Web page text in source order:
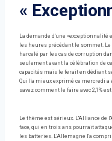
«
La demande d'une «exceptionnalité
les heures précédant le sommet.
harcelé par les cas de corruption
seulement avant la célébration de
capacités mais le ferait en dédiant
Qui l'a mieux exprimé ce mercredi
savez comment le faire avec 2,1%
Le thème est sérieux. L'Alliance de
face, qui en trois ans pourrait
les batteries. L'Allemagne l'a